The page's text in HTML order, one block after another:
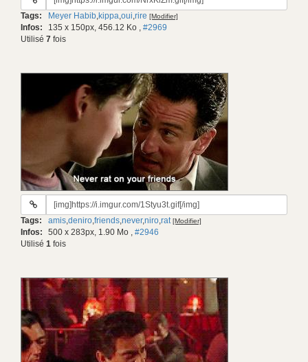
gif:
Tags: Meyer Habib,kippa,oui,rire [Modifier]
Infos: 135 x 150px, 456.12 Ko , #2969
Utilisé 7 fois
URL
gif:
Tags: amis,deniro,friends,never,niro,rat [Modifier]
Infos: 500 x 283px, 1.90 Mo , #2946
Utilisé 1 fois